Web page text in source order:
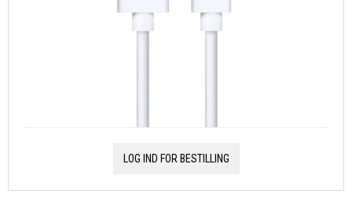
LOG IND FOR BESTILLING